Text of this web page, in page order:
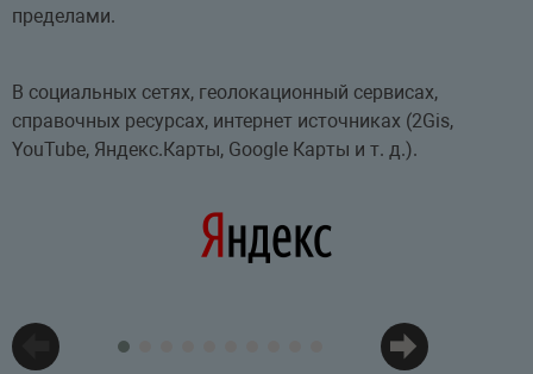
пределами.
В социальных сетях, геолокационный сервисах,
справочных ресурсах, интернет источниках (2Gis,
YouTube, Яндекс.Карты, Google Карты и т. д.).